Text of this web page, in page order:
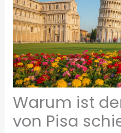
Warum ist
von Pisa